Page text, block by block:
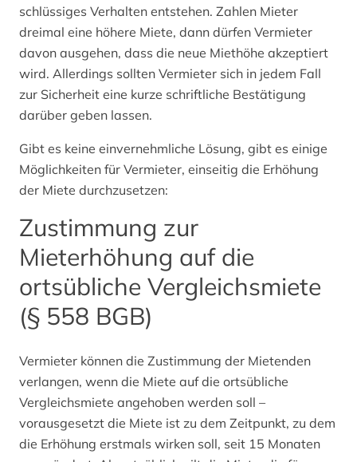
schlüssiges Verhalten entstehen. Zahlen Mieter
dreimal eine höhere Miete, dann dürfen Vermieter
davon ausgehen, dass die neue Miethöhe akzeptiert
wird. Allerdings sollten Vermieter sich in jedem Fall
zur Sicherheit eine kurze schriftliche Bestätigung
darüber geben lassen.
Gibt es keine einvernehmliche Lösung, gibt es einige
Möglichkeiten für Vermieter, einseitig die Erhöhung
der Miete durchzusetzen:
Zustimmung zur
Mieterhöhung auf die
ortsübliche Vergleichsmiete
(§ 558 BGB)
Vermieter können die Zustimmung der Mietenden
verlangen, wenn die Miete auf die ortsübliche
Vergleichsmiete angehoben werden soll –
vorausgesetzt die Miete ist zu dem Zeitpunkt, zu dem
die Erhöhung erstmals wirken soll, seit 15 Monaten